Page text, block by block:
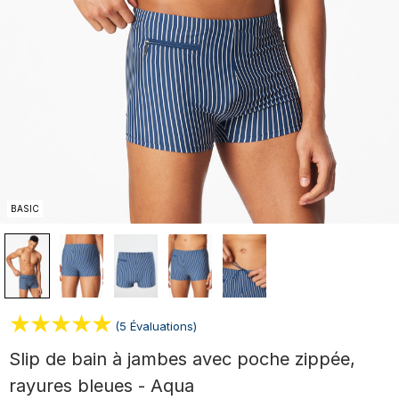
BASIC
(5 Évaluations)
Slip de bain à jambes avec poche zippée,
rayures bleues - Aqua